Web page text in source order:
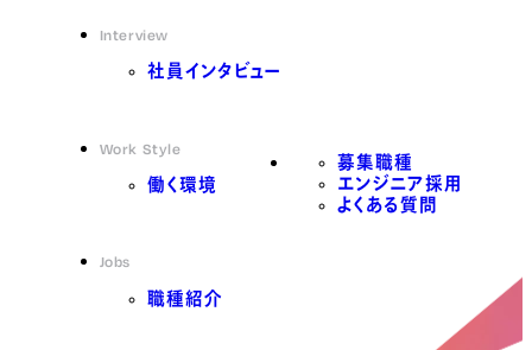
Interview
社員インタビュー
Work Style
働く環境
Jobs
職種紹介
募集職種
エンジニア採用
よくある質問